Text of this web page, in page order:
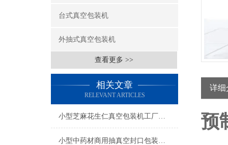
台式真空包装机
外抽式真空包装机
查看更多 >>
相关文章
RELEVANT ARTICLES
小型芝麻花生仁真空包装机工厂生产
小型中药材商用抽真空封口包装机工厂生产
详细
预